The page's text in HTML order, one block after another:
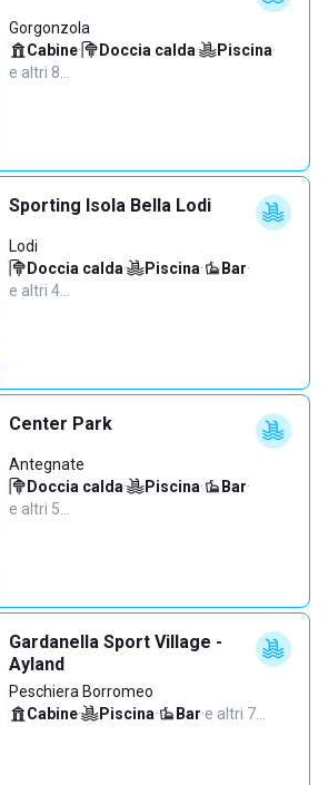
Gorgonzola
Cabine· Doccia calda· Piscina·
e altri 8…
Sporting Isola Bella Lodi
Lodi
Doccia calda· Piscina· Bar·
e altri 4…
Center Park
Antegnate
Doccia calda· Piscina· Bar·
e altri 5…
Gardanella Sport Village -
Ayland
Peschiera Borromeo
Cabine· Piscina· Bar·e altri 7…